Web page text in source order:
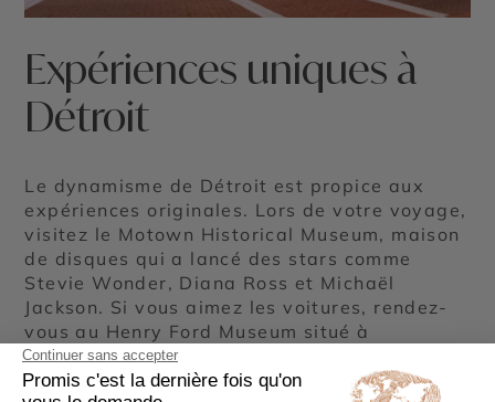
Expériences uniques à
Détroit
Le dynamisme de Détroit est propice aux
expériences originales. Lors de votre voyage,
visitez le Motown Historical Museum, maison
de disques qui a lancé des stars comme
Stevie Wonder, Diana Ross et Michaël
Jackson. Si vous aimez les voitures, rendez-
vous au Henry Ford Museum situé à
Dearborn, tout près de Détroit, et suivez le
Ford Rouge Factory Tour, offrant une